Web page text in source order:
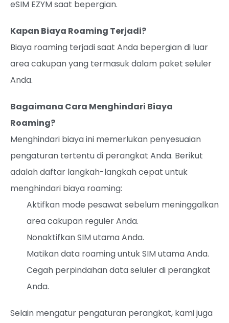
eSIM EZYM saat bepergian.
Kapan Biaya Roaming Terjadi?
Biaya roaming terjadi saat Anda bepergian di luar
area cakupan yang termasuk dalam paket seluler
Anda.
Bagaimana Cara Menghindari Biaya
Roaming?
Menghindari biaya ini memerlukan penyesuaian
pengaturan tertentu di perangkat Anda. Berikut
adalah daftar langkah-langkah cepat untuk
menghindari biaya roaming:
Aktifkan mode pesawat sebelum meninggalkan
area cakupan reguler Anda.
Nonaktifkan SIM utama Anda.
Matikan data roaming untuk SIM utama Anda.
Cegah perpindahan data seluler di perangkat
Anda.
Selain mengatur pengaturan perangkat, kami juga